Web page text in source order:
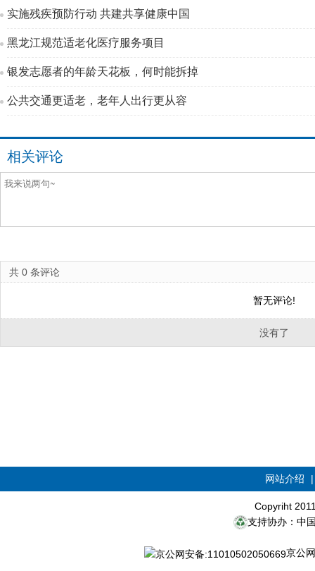
实施残疾预防行动 共建共享健康中国
黑龙江规范适老化医疗服务项目
银发志愿者的年龄天花板，何时能拆掉
公共交通更适老，老年人出行更从容
相关评论
共 0 条评论
暂无评论!
没有了
网站介绍
Copyriht
支持协办：中
京公